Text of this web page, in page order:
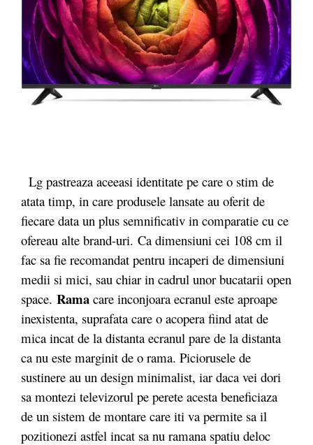
Lg pastreaza aceeasi identitate pe care o stim de
atata timp, in care produsele lansate au oferit de
fiecare data un plus semnificativ in comparatie cu ce
ofereau alte brand-uri. Ca dimensiuni cei 108 cm il
fac sa fie recomandat pentru incaperi de dimensiuni
medii si mici, sau chiar in cadrul unor bucatarii open
space. Rama care inconjoara ecranul este aproape
inexistenta, suprafata care o acopera fiind atat de
mica incat de la distanta ecranul pare de la distanta
ca nu este marginit de o rama. Piciorusele de
sustinere au un design minimalist, iar daca vei dori
sa montezi televizorul pe perete acesta beneficiaza
de un sistem de montare care iti va permite sa il
pozitionezi astfel incat sa nu ramana spatiu deloc